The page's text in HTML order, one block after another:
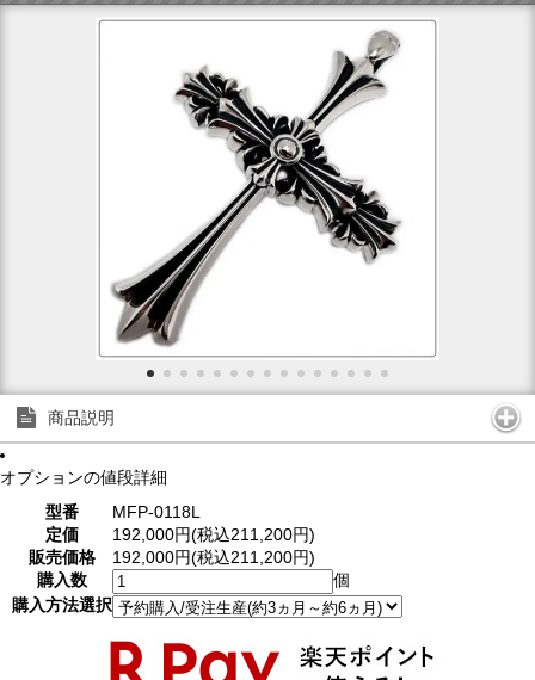
商品説明
オプションの値段詳細
型番
MFP-0118L
定価
192,000円(税込211,200円)
販売価格
192,000円(税込211,200円)
購入数
個
購入方法選択